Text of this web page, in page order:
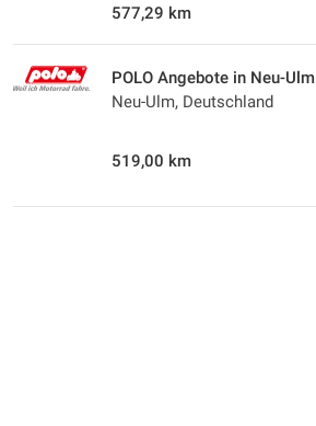
577,29 km
POLO Angebote in Neu-Ulm
Neu-Ulm, Deutschland
519,00 km